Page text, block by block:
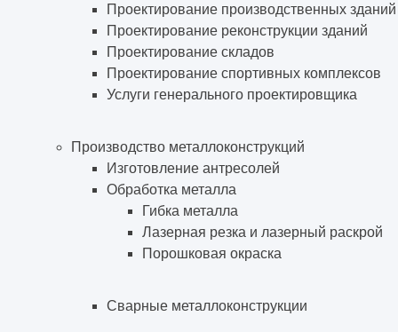
Проектирование производственных зданий
Проектирование реконструкции зданий
Проектирование складов
Проектирование спортивных комплексов
Услуги генерального проектировщика
Производство металлоконструкций
Изготовление антресолей
Обработка металла
Гибка металла
Лазерная резка и лазерный раскрой
Порошковая окраска
Сварные металлоконструкции